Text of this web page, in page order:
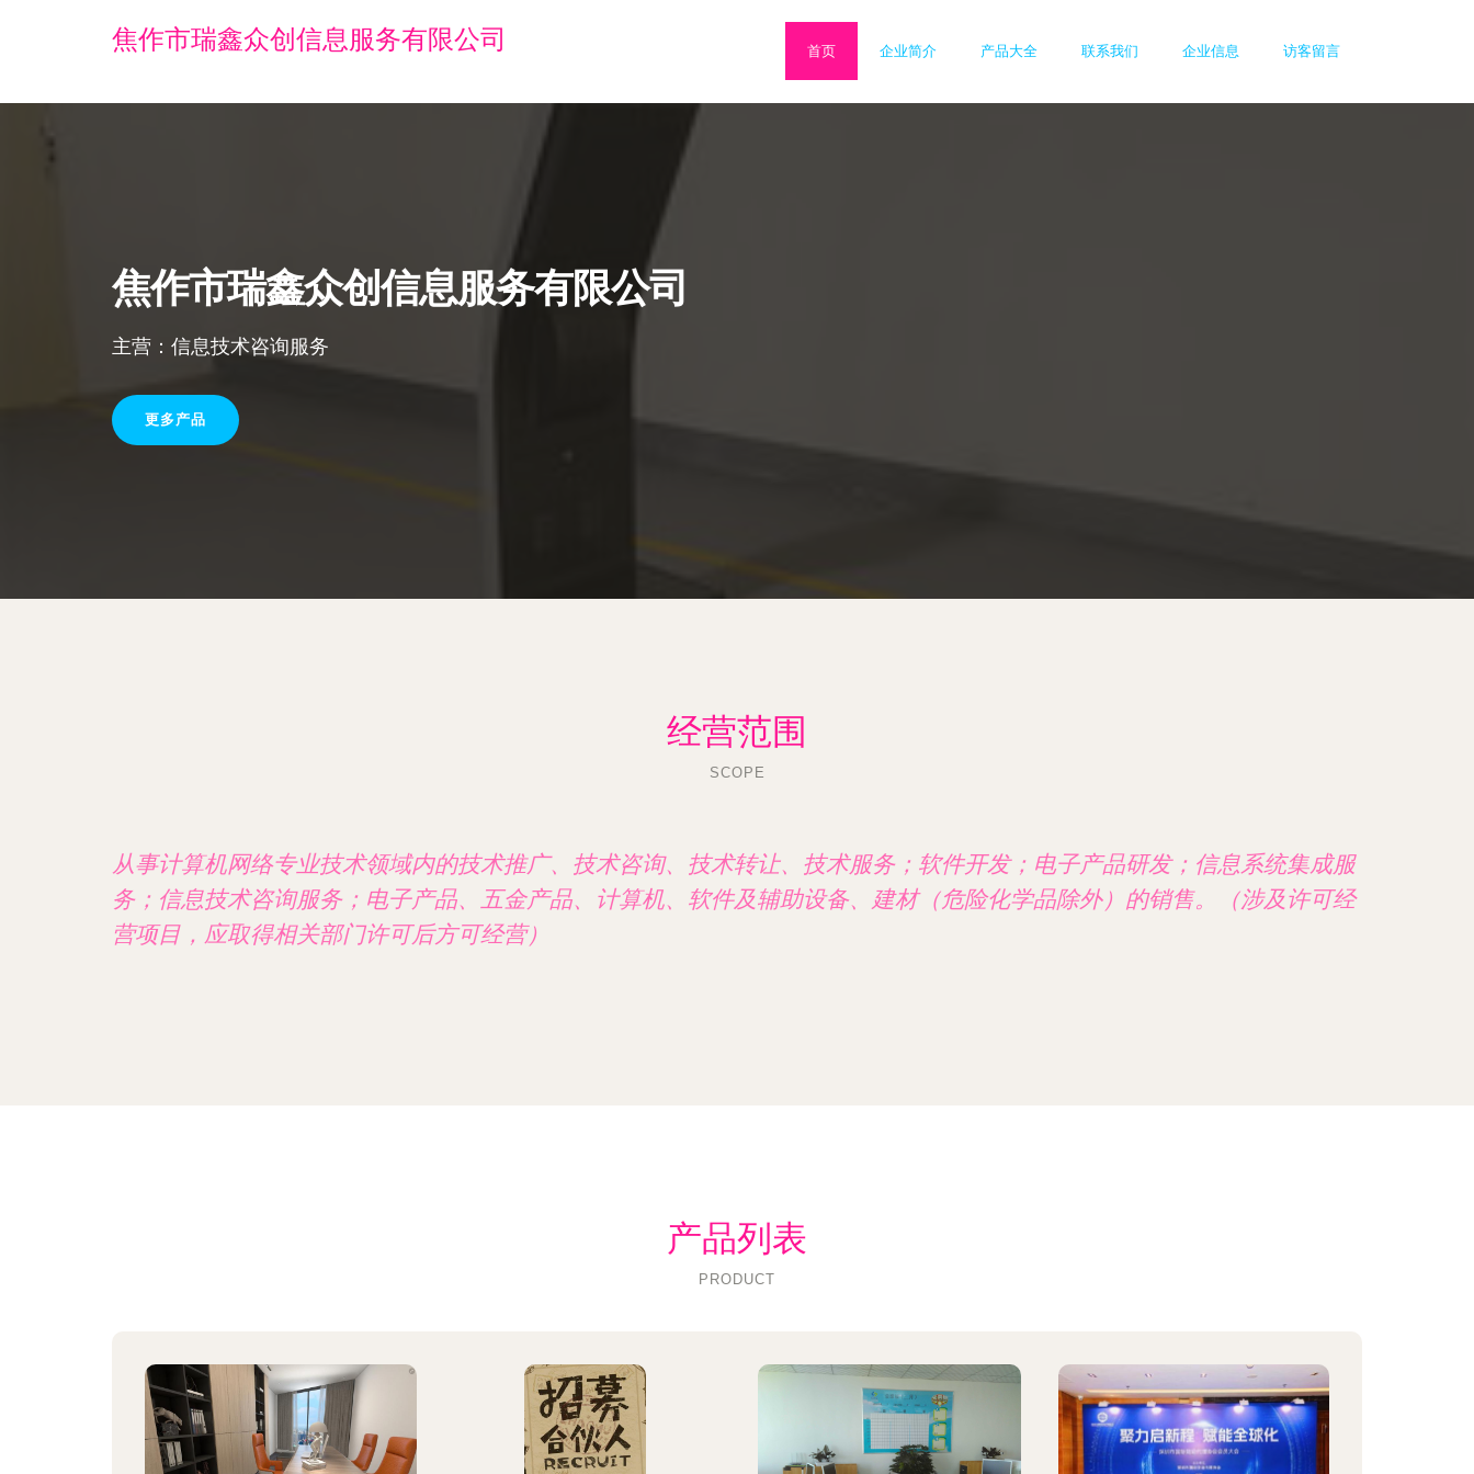
焦作市瑞鑫众创信息服务有限公司 首页 企业简介 产品大全 联系我们 企业信息 访客留言
焦作市瑞鑫众创信息服务有限公司
主营：信息技术咨询服务
更多产品
经营范围
SCOPE
从事计算机网络专业技术领域内的技术推广、技术咨询、技术转让、技术服务；软件开发；电子产品研发；信息系统集成服
务；信息技术咨询服务；电子产品、五金产品、计算机、软件及辅助设备、建材（危险化学品除外）的销售。（涉及许可经
营项目，应取得相关部门许可后方可经营）
产品列表
PRODUCT